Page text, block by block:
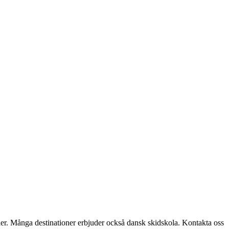
Många destinationer erbjuder också dansk skidskola. Kontakta oss